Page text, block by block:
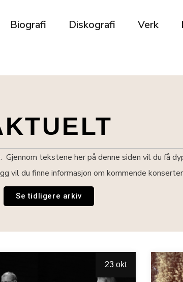
Biografi Diskografi Verk
tekstene her på denne siden vil du få
vil du finne informasjon om kommende
Se tidligere arkiv
23 okt